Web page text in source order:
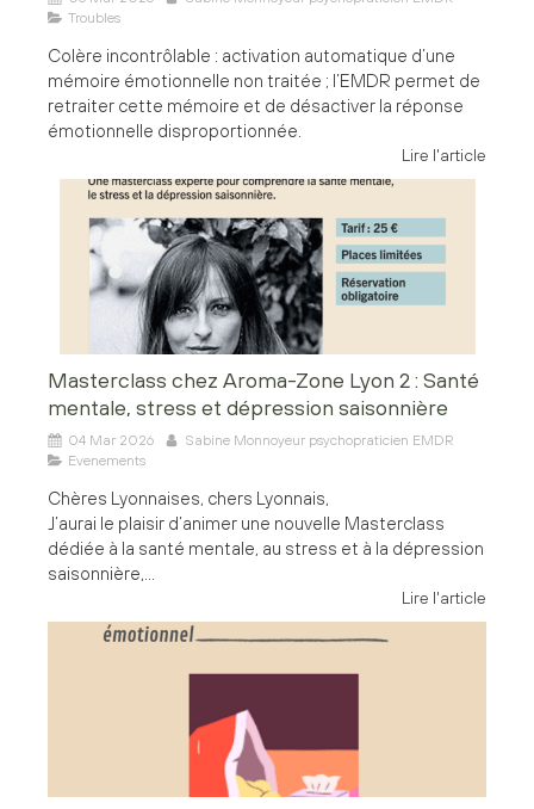
Troubles
Colère incontrôlable : activation automatique d’une
mémoire émotionnelle non traitée ; l’EMDR permet de
retraiter cette mémoire et de désactiver la réponse
émotionnelle disproportionnée.
Lire l'article
Masterclass chez Aroma-Zone Lyon 2 : Santé
mentale, stress et dépression saisonnière
04 Mar 2026
Sabine Monnoyeur psychopraticien EMDR
Evenements
Chères Lyonnaises, chers Lyonnais,
J’aurai le plaisir d’animer une nouvelle Masterclass
dédiée à la santé mentale, au stress et à la dépression
saisonnière,...
Lire l'article